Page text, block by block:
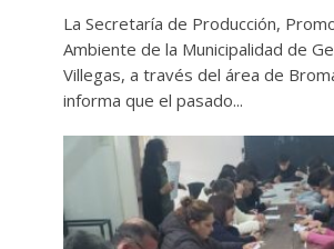
La Secretaría de Producción,
Ambiente de la Municipalidad de
Villegas, a través del área de
informa que el pasado...